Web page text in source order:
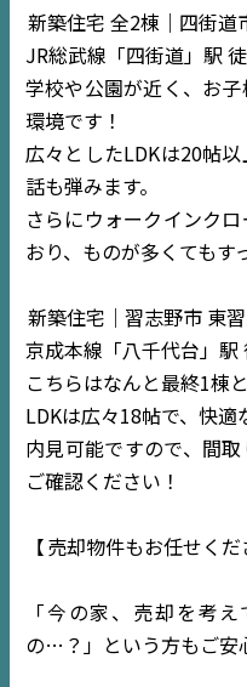
新築住宅 全2棟｜四街道
JR総武線「四街道」駅
学校や公園が近く、お
環境です！
広々としたLDKは20帖
話も弾みます。
さらにウォークインク
おり、ものが多くても
新築住宅｜習志野市 東
京成本線「八千代台」駅
こちらはなんと最終1棟
LDKは広々18帖で、快適
内見可能ですので、間
ご確認ください！
【売却物件もお任せくだ
「今の家、売却を考
の…？」という方もご安